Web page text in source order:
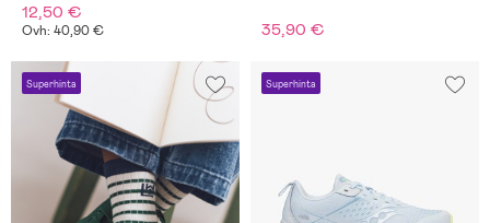
12,50 €
Ovh: 40,90 € 35,90 €
Superhinta Superhinta